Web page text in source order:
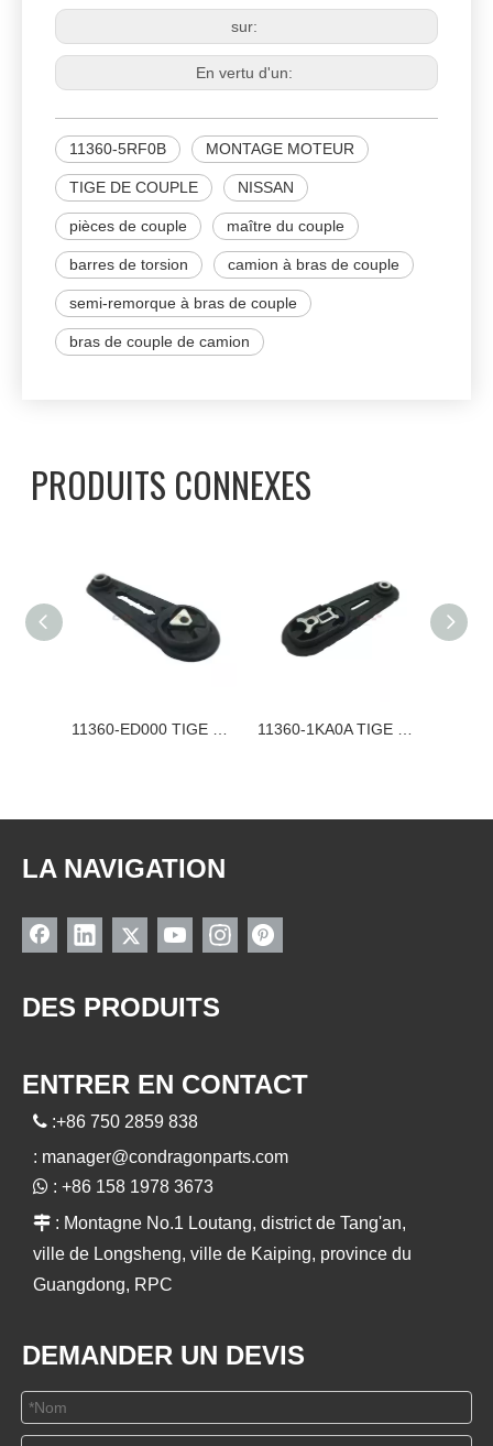
sur:
En vertu d'un:
11360-5RF0B MONTAGE MOTEUR
TIGE DE COUPLE NISSAN
pièces de couple maître du couple
barres de torsion camion à bras de couple
semi-remorque à bras de couple
bras de couple de camion
PRODUITS CONNEXES
11360-ED000 TIGE DE COUPLE POUR SUPPORT MOTEUR NISSAN 11360-1KA0A TIGE DE COUPLE DE TIGE DE MONTAGE DE MOTEUR NISSAN
LA NAVIGATION
DES PRODUITS
ENTRER EN CONTACT
 :+86 750 2859 838
: manager@condragonparts.com
 : +86 158 1978 3673
 : Montagne No.1 Loutang, district de Tang'an,
ville de Longsheng, ville de Kaiping, province du
Guangdong, RPC
DEMANDER UN DEVIS